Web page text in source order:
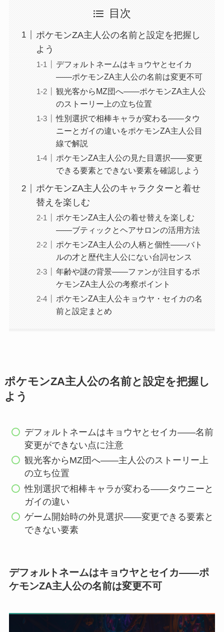
目次
ポケモンZA主人公の名前と設定を把握し
よう
デフォルトネームはキョウヤとセイカ
——ポケモンZA主人公の名前は変更不可
観光客からMZ団へ——ポケモンZA主人公
のストーリー上の立ち位置
性別選択で相棒キャラが変わる——タウ
ニーとガイの違いをポケモンZA主人公目
線で解説
ポケモンZA主人公の見た目選択——変更
できる要素とできない要素を確認しよう
ポケモンZA主人公のキャラクターと着せ
替えを楽しむ
ポケモンZA主人公の着せ替えを楽しむ
——ブティックとヘアサロンの活用方法
ポケモンZA主人公の人柄と個性——バト
ルの才と歴代主人公にない台詞センス
年齢や謎の背景——ファンが注目するポ
ケモンZA主人公の考察ポイント
ポケモンZA主人公キョウヤ・セイカの名
前と設定まとめ
ポケモンZA主人公の名前と設定を把握し
よう
デフォルトネームはキョウヤとセイカ——名前
変更ができない点に注意
観光客からMZ団へ——主人公のストーリー上
の立ち位置
性別選択で相棒キャラが変わる——タウニーと
ガイの違い
ゲーム開始時の外見選択——変更できる要素と
できない要素
デフォルトネームはキョウヤとセイカ——ポ
ケモンZA主人公の名前は変更不可